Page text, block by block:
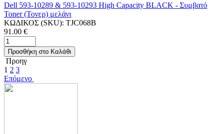
Dell 593-10289 & 593-10293 High Capacity BLACK - Συμβατό
Toner (Τονερ) μελάνι
ΚΩΔΙΚΟΣ (SKU): TJC068B
91.00 €
Προσθήκη στο Καλάθι
Προηγ
1 2 3
Επόμενο